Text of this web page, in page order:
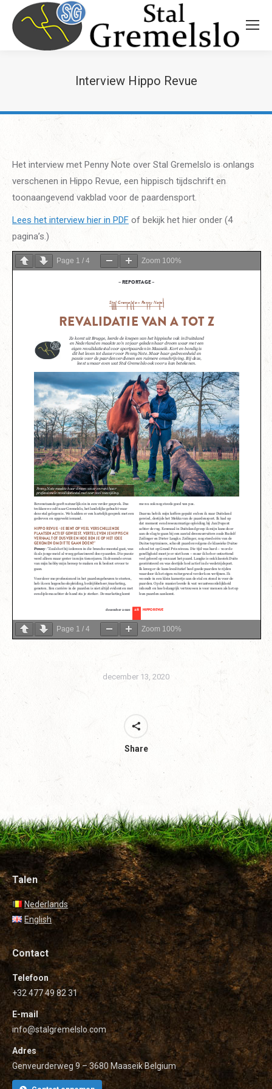
Interview Hippo Revue
Het interview met Penny Note over Stal Gremelslo is onlangs
verschenen in Hippo Revue, een hippisch tijdschrift en
toonaangevend vakblad voor de paardensport.
Lees het interview hier in PDF of bekijk het hier onder (4
pagina’s.)
Page 1 / 4 Zoom 100%
Page 1 / 4 Zoom 100%
december 13, 2020
Share
Talen
Nederlands
English
Contact
Telefoon
+32 477 49 82 31
E-mail
info@stalgremelslo.com
Adres
Genveurderweg 9 – 3680 Maaseik Belgium